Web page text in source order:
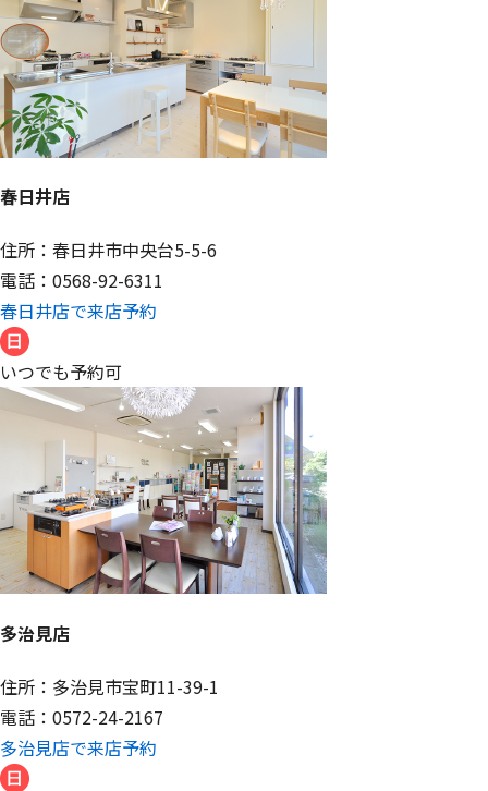
春日井店
住所：春日井市中央台5-5-6
電話：0568-92-6311
春日井店で来店予約
いつでも予約可
多治見店
住所：多治見市宝町11-39-1
電話：0572-24-2167
多治見店で来店予約